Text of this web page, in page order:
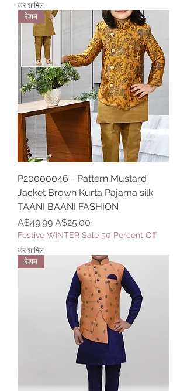
कर शामिल
रेशम
P20000046 - Pattern Mustard
Jacket Brown Kurta Pajama silk
TAANI BAANI FASHION
नियमित मूल्य
A$49.99 बिक्री मूल्य
A$25.00
Festive WINTER Sale 50 Percent Off
कर शामिल
रेशम